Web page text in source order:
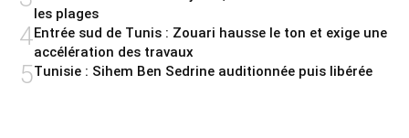
les plages
4Entrée sud de Tunis : Zouari hausse le ton et exige une
accélération des travaux
5Tunisie : Sihem Ben Sedrine auditionnée puis libérée